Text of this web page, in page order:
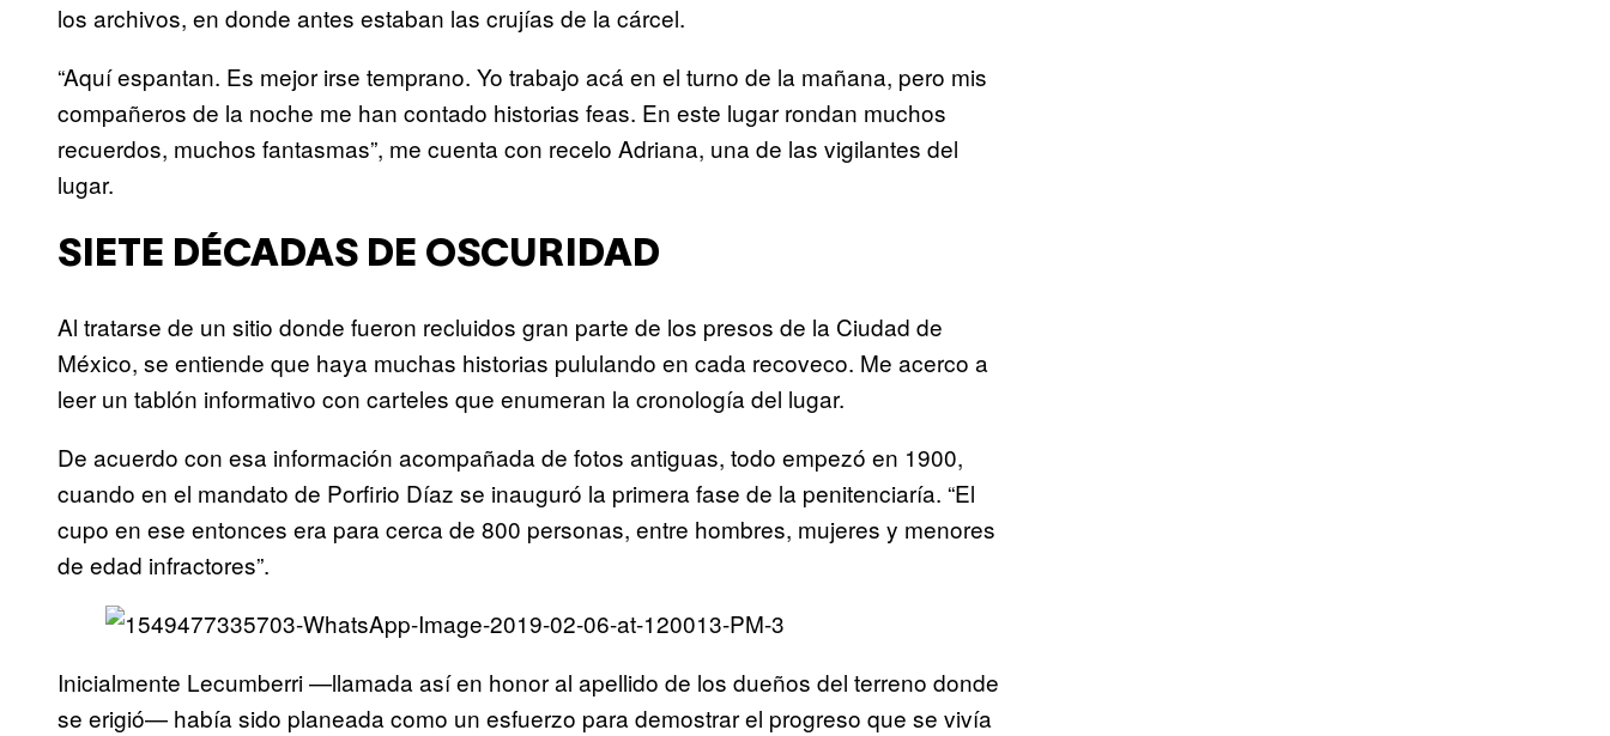
los archivos, en donde antes estaban las crujías de la cárcel.
“Aquí espantan. Es mejor irse temprano. Yo trabajo acá en el turno de la mañana, pero mis
compañeros de la noche me han contado historias feas. En este lugar rondan muchos
recuerdos, muchos fantasmas”, me cuenta con recelo Adriana, una de las vigilantes del
lugar.
SIETE DÉCADAS DE OSCURIDAD
Al tratarse de un sitio donde fueron recluidos gran parte de los presos de la Ciudad de
México, se entiende que haya muchas historias pululando en cada recoveco. Me acerco a
leer un tablón informativo con carteles que enumeran la cronología del lugar.
De acuerdo con esa información acompañada de fotos antiguas, todo empezó en 1900,
cuando en el mandato de Porfirio Díaz se inauguró la primera fase de la penitenciaría. “El
cupo en ese entonces era para cerca de 800 personas, entre hombres, mujeres y menores
de edad infractores”.
Inicialmente Lecumberri —llamada así en honor al apellido de los dueños del terreno donde
se erigió— había sido planeada como un esfuerzo para demostrar el progreso que se vivía